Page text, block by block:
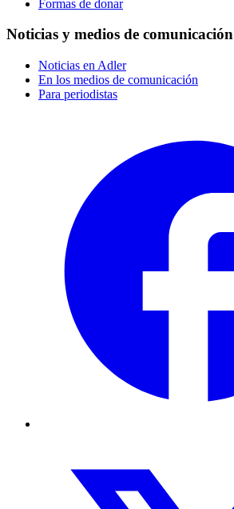
Formas de donar
Noticias y medios de comunicación
Noticias en Adler
En los medios de comunicación
Para periodistas